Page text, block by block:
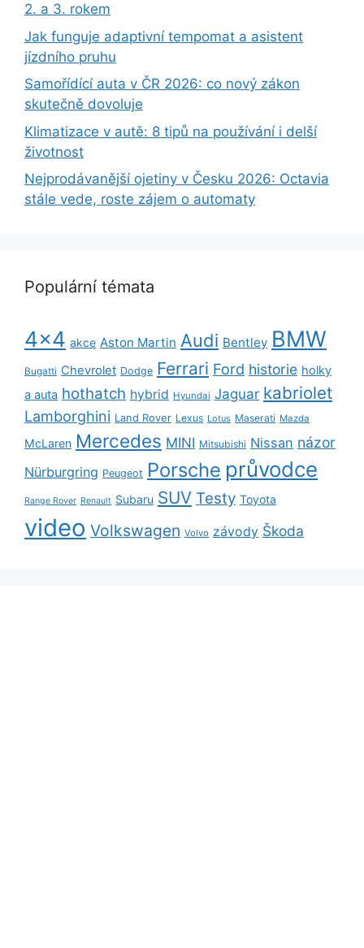
2. a 3. rokem
Jak funguje adaptivní tempomat a asistent
jízdního pruhu
Samořídící auta v ČR 2026: co nový zákon
skutečně dovoluje
Klimatizace v autě: 8 tipů na používání i delší
životnost
Nejprodávanější ojetiny v Česku 2026: Octavia
stále vede, roste zájem o automaty
Populární témata
4x4 akce Aston Martin Audi Bentley BMW
Bugatti Chevrolet Dodge Ferrari Ford historie holky
a auta hothatch hybrid Hyundai Jaguar kabriolet
Lamborghini Land Rover Lexus Lotus Maserati Mazda
McLaren Mercedes MINI Mitsubishi Nissan názor
Nürburgring Peugeot Porsche průvodce
Range Rover Renault Subaru SUV Testy Toyota
video Volkswagen Volvo závody Škoda